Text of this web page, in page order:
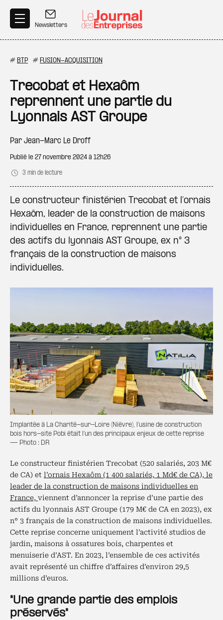
Newsletters
# BTP # FUSION-ACQUISITION
Trecobat et Hexaôm
reprennent une partie du
Lyonnais AST Groupe
Par Jean-Marc Le Droff
Publié le 27 novembre 2024 à 12h26
3 min de lecture
Le constructeur finistérien Trecobat et l’ornais
Hexaôm, leader de la construction de maisons
individuelles en France, reprennent une partie
des actifs du lyonnais AST Groupe, ex n° 3
français de la construction de maisons
individuelles.
Implantée à La Charité-sur-Loire (Nièvre), l’usine de construction
bois hors-site Pobi était l’un des principaux enjeux de cette reprise
— Photo : DR
Le constructeur finistérien Trecobat (520 salariés, 203 M€
de CA) et l’ornais Hexaôm (1 400 salariés, 1 Md€ de CA), le
leader de la construction de maisons individuelles en
France, viennent d’annoncer la reprise d’une partie des
actifs du lyonnais AST Groupe (179 M€ de CA en 2023), ex
n° 3 français de la construction de maisons individuelles.
Cette reprise concerne uniquement l’activité studios de
jardin, maisons à ossatures bois, charpentes et
menuiserie d’AST. En 2023, l’ensemble de ces activités
avait représenté un chiffre d’affaires d’environ 29,5
millions d’euros.
"Une grande partie des emplois
préservés"